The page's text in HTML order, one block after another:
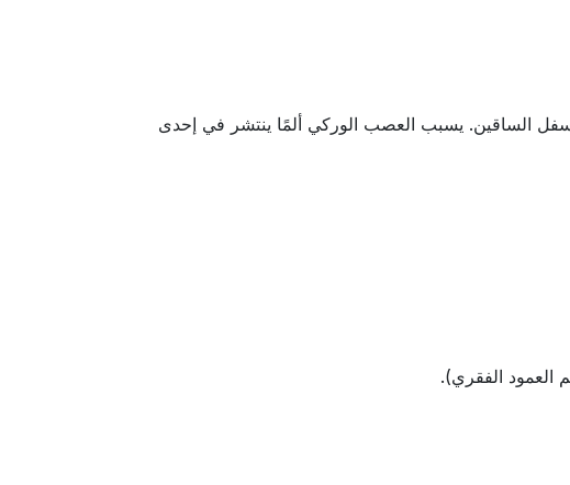
الساقين. يسبب العصب الوركي ألمًا ينتشر في إحدى
العمود الفقري).